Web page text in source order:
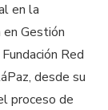
en la
en Gestión
Red
desde su
proceso de